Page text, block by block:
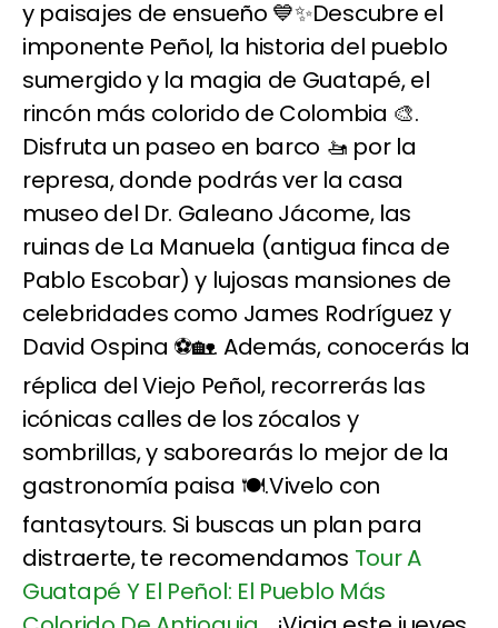
y paisajes de ensueño 💙✨Descubre el
imponente Peñol, la historia del pueblo
sumergido y la magia de Guatapé, el
rincón más colorido de Colombia 🎨.
Disfruta un paseo en barco 🚤 por la
represa, donde podrás ver la casa
museo del Dr. Galeano Jácome, las
ruinas de La Manuela (antigua finca de
Pablo Escobar) y lujosas mansiones de
celebridades como James Rodríguez y
David Ospina ⚽🏡. Además, conocerás la
réplica del Viejo Peñol, recorrerás las
icónicas calles de los zócalos y
sombrillas, y saborearás lo mejor de la
gastronomía paisa 🍽️.Vivelo con
fantasytours. Si buscas un plan para
distraerte, te recomendamos Tour A
Guatapé Y El Peñol: El Pueblo Más